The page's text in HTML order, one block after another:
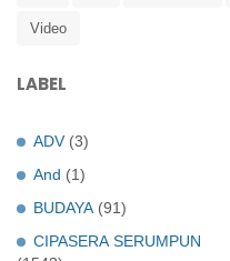
Video
LABEL
ADV (3)
And (1)
BUDAYA (91)
CIPASERA SERUMPUN